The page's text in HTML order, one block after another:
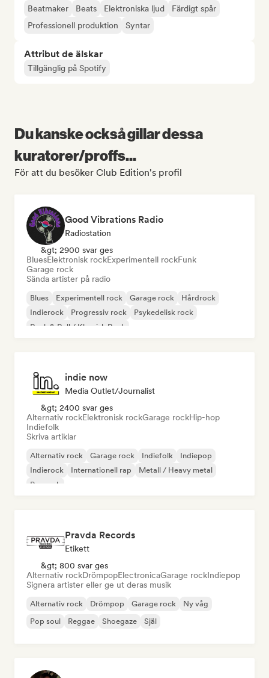
Beatmaker Beats Elektroniska ljud
Färdigt spår
Professionell produktion
Syntar
Attribut de älskar
Tillgänglig på Spotify
Du kanske också gillar dessa
kuratorer/proffs...
För att du besöker Club Edition's profil
Good Vibrations Radio
Radiostation
&gt; 2900 svar ges
BluesElektronisk rockExperimentell rockFunk
Garage rock
Sända artister på radio
Blues Experimentell rock Garage rock
Hårdrock
Indierock
Progressiv rock
Psykedelisk rock
Rock & Roll / Klassisk Rock
indie now
Media Outlet/Journalist
&gt; 2400 svar ges
Alternativ rockElektronisk rockGarage rockHip-hop
Indiefolk
Skriva artiklar
Alternativ rock Garage rock Indiefolk
Indiepop
Indierock
Internationell rap
Metall / Heavy metal
Poprock
Pravda Records
Etikett
&gt; 800 svar ges
Alternativ rockDrömpopElectronicaGarage rockIndiepop
Signera artister eller ge ut deras musik
Alternativ rock Drömpop Garage rock
Ny våg
Pop soul
Reggae Shoegaze Själ